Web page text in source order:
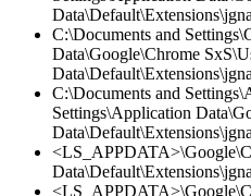
C:\Documents and
Data\Google\Chrome
C:\Documents and
Settings\Application